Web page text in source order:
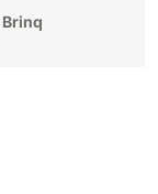
Brinq